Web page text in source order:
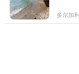
多尔加利